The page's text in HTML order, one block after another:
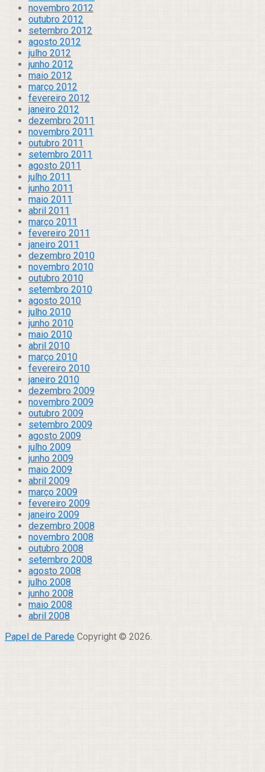
novembro 2012
outubro 2012
setembro 2012
agosto 2012
julho 2012
junho 2012
maio 2012
março 2012
fevereiro 2012
janeiro 2012
dezembro 2011
novembro 2011
outubro 2011
setembro 2011
agosto 2011
julho 2011
junho 2011
maio 2011
abril 2011
março 2011
fevereiro 2011
janeiro 2011
dezembro 2010
novembro 2010
outubro 2010
setembro 2010
agosto 2010
julho 2010
junho 2010
maio 2010
abril 2010
março 2010
fevereiro 2010
janeiro 2010
dezembro 2009
novembro 2009
outubro 2009
setembro 2009
agosto 2009
julho 2009
junho 2009
maio 2009
abril 2009
março 2009
fevereiro 2009
janeiro 2009
dezembro 2008
novembro 2008
outubro 2008
setembro 2008
agosto 2008
julho 2008
junho 2008
maio 2008
abril 2008
Papel de Parede Copyright © 2026.